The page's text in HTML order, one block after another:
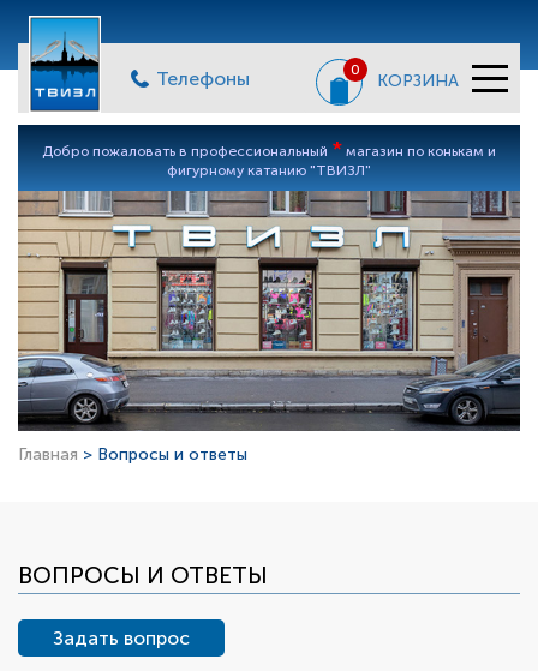
Телефоны 0
КОРЗИНА
Добро пожаловать в профессиональный * магазин по конькам и
фигурному катанию "ТВИЗЛ"
Главная > Вопросы и ответы
ВОПРОСЫ И ОТВЕТЫ
Задать вопрос